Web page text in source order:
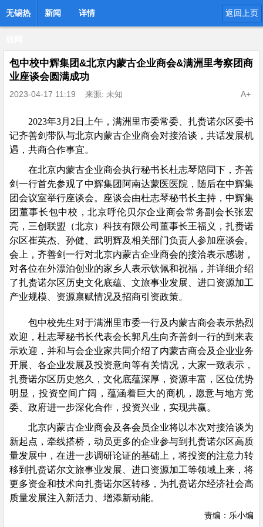
无锡热 新闻 详情 返回上页
包中校中辉集团&北京内蒙古企业商会&满洲里考察团商
业座谈会圆满成功
2023-04-17 11:19 来源: 未知 A+
2023年3月2日上午，满洲里市委常委、扎赉诺尔区委书
记齐善剑带队与北京内蒙古企业商会对接洽谈，共话发展机
遇，共商合作事宜。
在北京内蒙古企业商会执行秘书长杜志琴陪同下，齐善
剑一行首先参观了中辉集团阿南达蒙医医院，随后在中辉集
团会议室举行座谈会。座谈会由杜志琴秘书长主持，中辉集
团董事长包中校，北京呼伦贝尔企业商会常务副会长张宏
亮，三创联盟（北京）科技有限公司董事长王福义，扎赉诺
尔区崔英杰、孙健、武明辉及相关部门负责人参加座谈会。
会上，齐善剑一行对北京内蒙古企业商会的接洽表示感谢，
对各位在外漂泊创业的家乡人表示钦佩和祝福，并详细介绍
了扎赉诺尔区历史文化底蕴、文旅事业发展、进口资源加工
产业规模、资源禀赋情况及招商引资政策。
包中校先生对于满洲里市委一行及内蒙古商会表示热烈
欢迎，杜志琴秘书长代表会长郭凡生向齐善剑一行的到来表
示欢迎，并和与会企业家共同介绍了内蒙古商会及企业业务
开展、各企业发展及投资意向等有关情况，大家一致表示，
扎赉诺尔区历史悠久，文化底蕴深厚，资源丰富，区位优势
明显，投资空间广阔，蕴涵着巨大的商机，愿意与地方党
委、政府进一步深化合作，投资兴业，实现共赢。
北京内蒙古企业商会及各会员企业将以本次对接洽谈为
新起点，牵线搭桥，动员更多的企业参与到扎赉诺尔区高质
量发展中，在进一步调研论证的基础上，将投资的注意力转
移到扎赉诺尔文旅事业发展、进口资源加工等领域上来，将
更多资金和技术向扎赉诺尔区转移，为扎赉诺尔经济社会高
质量发展注入新活力、增添新动能。
责编：乐小编